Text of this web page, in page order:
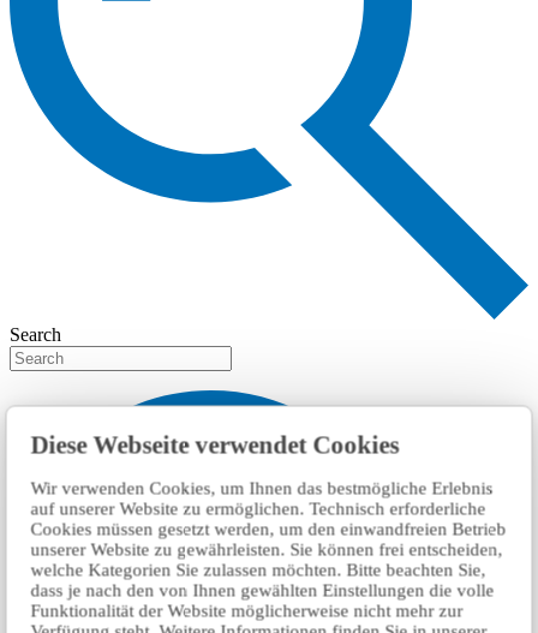
Diese Webseite verwendet Cookies
Wir verwenden Cookies, um Ihnen das bestmögliche Erlebnis
auf unserer Website zu ermöglichen. Technisch erforderliche
Cookies müssen gesetzt werden, um den einwandfreien Betrieb
unserer Website zu gewährleisten. Sie können frei entscheiden,
welche Kategorien Sie zulassen möchten. Bitte beachten Sie,
dass je nach den von Ihnen gewählten Einstellungen die volle
Funktionalität der Website möglicherweise nicht mehr zur
Search